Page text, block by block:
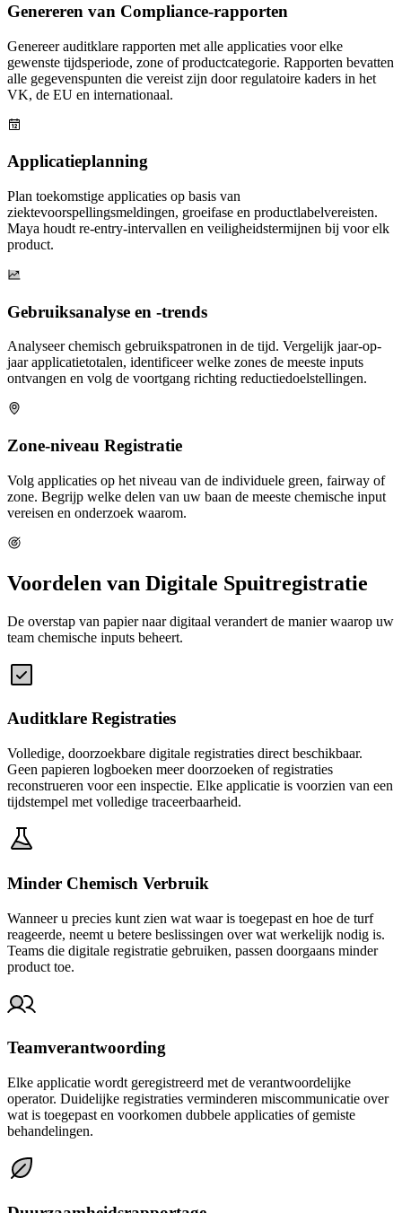
Genereren van Compliance-rapporten
Genereer auditklare rapporten met alle applicaties voor elke
gewenste tijdsperiode, zone of productcategorie. Rapporten bevatten
alle gegevenspunten die vereist zijn door regulatoire kaders in het
VK, de EU en internationaal.
Applicatieplanning
Plan toekomstige applicaties op basis van
ziektevoorspellingsmeldingen, groeifase en productlabelvereisten.
Maya houdt re-entry-intervallen en veiligheidstermijnen bij voor elk
product.
Gebruiksanalyse en -trends
Analyseer chemisch gebruikspatronen in de tijd. Vergelijk jaar-op-
jaar applicatietotalen, identificeer welke zones de meeste inputs
ontvangen en volg de voortgang richting reductiedoelstellingen.
Zone-niveau Registratie
Volg applicaties op het niveau van de individuele green, fairway of
zone. Begrijp welke delen van uw baan de meeste chemische input
vereisen en onderzoek waarom.
Voordelen van Digitale Spuitregistratie
De overstap van papier naar digitaal verandert de manier waarop uw
team chemische inputs beheert.
Auditklare Registraties
Volledige, doorzoekbare digitale registraties direct beschikbaar.
Geen papieren logboeken meer doorzoeken of registraties
reconstrueren voor een inspectie. Elke applicatie is voorzien van een
tijdstempel met volledige traceerbaarheid.
Minder Chemisch Verbruik
Wanneer u precies kunt zien wat waar is toegepast en hoe de turf
reageerde, neemt u betere beslissingen over wat werkelijk nodig is.
Teams die digitale registratie gebruiken, passen doorgaans minder
product toe.
Teamverantwoording
Elke applicatie wordt geregistreerd met de verantwoordelijke
operator. Duidelijke registraties verminderen miscommunicatie over
wat is toegepast en voorkomen dubbele applicaties of gemiste
behandelingen.